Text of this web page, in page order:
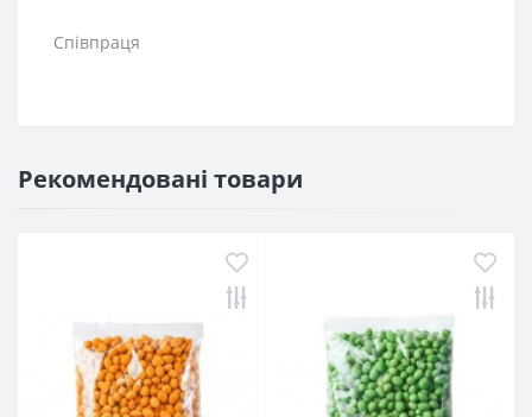
Співпраця
Рекомендовані товари